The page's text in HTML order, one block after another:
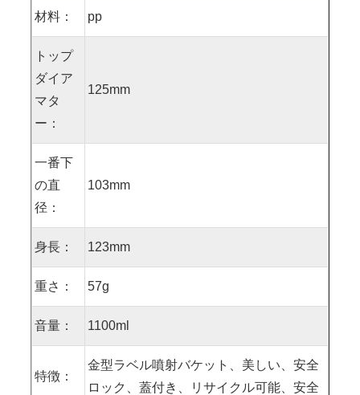
材料： pp
トップ
ダイア
マタ
ー：
125mm
一番下
の直
径：
103mm
身長： 123mm
重さ： 57g
音量： 1100ml
特徴：
金型ラベル噴射バケット、美しい、安全
ロック、蓋付き、リサイクル可能、安全